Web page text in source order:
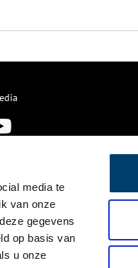
media te
van onze
gegevens
op basis van
u onze